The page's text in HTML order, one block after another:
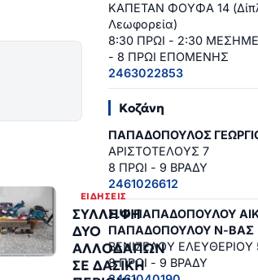
ΕΙΔΉΣΕΙΣ
ΣΥΛΛΗΨΗ
ΔΥΟ
ΑΛΛΟΔΑΠΩΝ
ΣΕ ΔΑΣΙΚΗ
ΚΑΠΕΤΑΝ ΦΟΥΦΑ 14
Λεωφορεία)
8:30 ΠΡΩΙ - 2:30
- 8 ΠΡΩΙ ΕΠΟΜΕΝΗΣ
2463022853
Κοζάνη
ΠΑΠΑΔΟΠΟΥΛΟΣ
ΑΡΙΣΤΟΤΕΛΟΥΣ 7
8 ΠΡΩΙ - 9 ΒΡΑΔΥ
2461026612
Σ.Φ ΠΑΠΑΔΟΠΟΥΛΟΥ
ΠΑΠΑΔΟΠΟΥΛΟΥ Ν-ΒΑΣ
ΒΕΝΙΖΕΛΟΥ ΕΛΕΥΘΕΡΙΟΥ
8 ΠΡΩΙ - 9 ΒΡΑΔΥ